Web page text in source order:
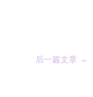
后一篇文章 →